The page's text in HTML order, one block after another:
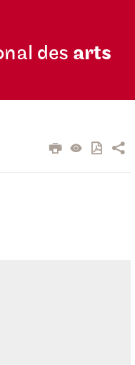
des arts